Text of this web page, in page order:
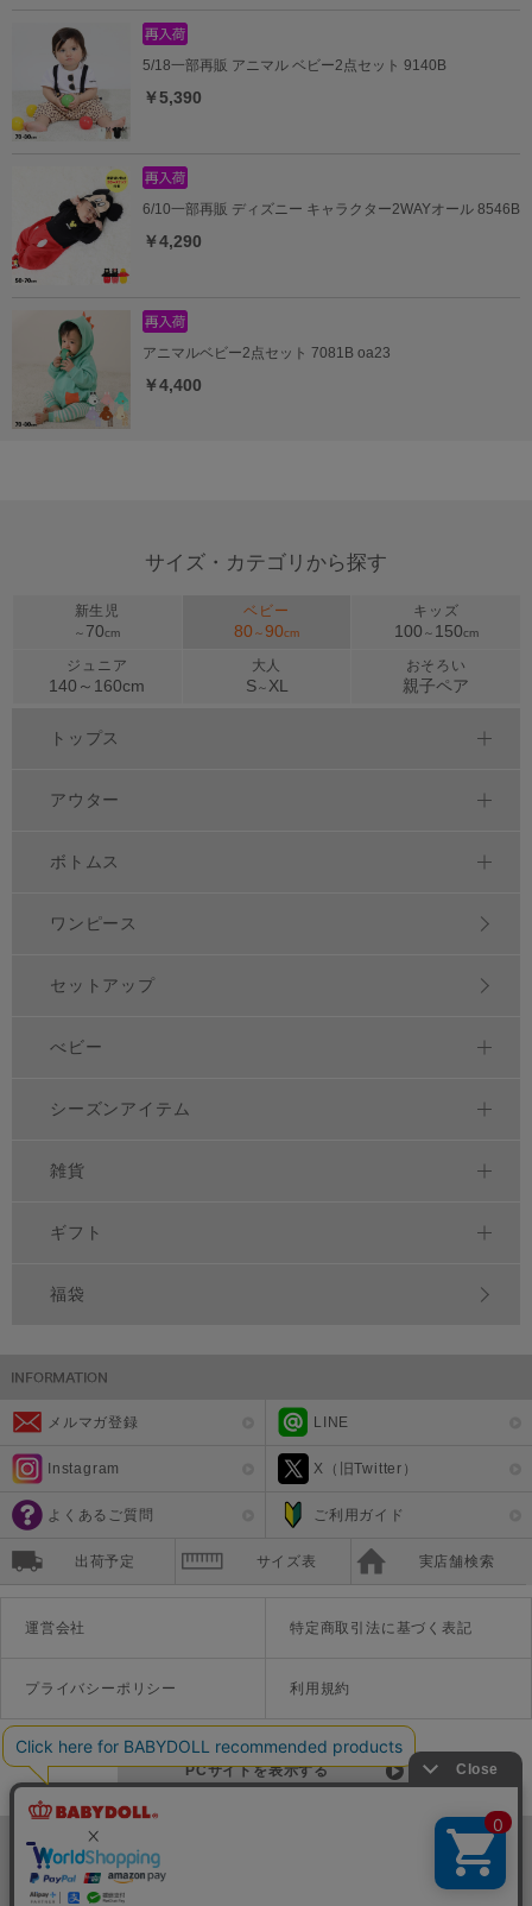
5/18一部再販 アニマル ベビー2点セット 9140B
￥5,390
6/10一部再販 ディズニー キャラクター2WAYオール 8546B
￥4,290
アニマルベビー2点セット 7081B oa23
￥4,400
サイズ・カテゴリから探す
新生児
～ 70cm
ベビー
80 ～90cm
キッズ
100 ～ 150cm
ジュニア
140～ 160cm
大人
S～ XL
おそろい
親子ペア
トップス
アウター
ボトムス
ワンピース
セットアップ
べビー
シーズンアイテム
雑貨
ギフト
福袋
メルマガ登録 LINE
Instagram X（旧Twitter）
よくあるご質問 ご利用ガイド
出荷予定 サイズ表 実店舗検索
運営会社 特定商取引法に基づく表記
プライバシーポリシー 利用規約
PCサイトを表示する
©Disney ©Disney/Pixar ©Disney. Based on the "Winnie the Pooh" works by A.A. Milne and E.H. Shepard.